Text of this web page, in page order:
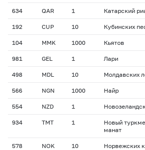
634 QAR 1 Катарский
192 CUP 10 Кубинских
104 MMK 1000 Кьятов
981 GEL 1 Лари
498 MDL 10 Молдавских
566 NGN 1000 Найр
554 NZD 1
934 TMT 1
Новый
манат
578 NOK 10 Норвежских